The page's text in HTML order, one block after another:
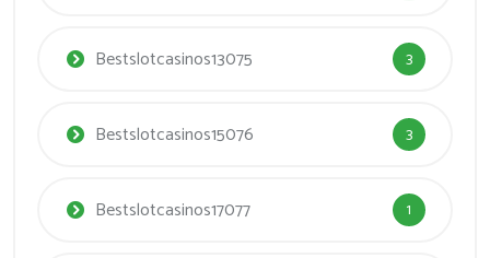
Bestslotcasinos13075 3
Bestslotcasinos15076 3
Bestslotcasinos17077 1